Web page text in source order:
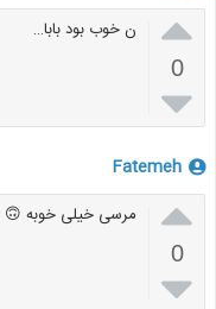

0

ن خوب بود بابا…
Fatemeh

0

مرسی خیلی خوبه 🙃